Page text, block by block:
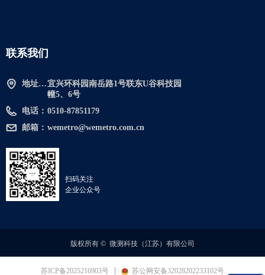
联系我们
地址：宜兴环科园南岳路1号联东U谷科技园幢5、6号
宜兴环科园南岳路1号联东U谷科技园
幢5、6号
电话： 0510-87851179
邮箱： wemetro@wemetro.com.cn
扫码关注
企业公众号
版权所有 © 微测科技（江苏）有限公司
苏ICP备2025216903号 苏公网安备32028202233102号